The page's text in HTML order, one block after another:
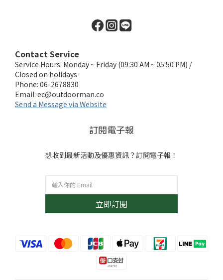
Contact Service
Service Hours: Monday ~ Friday (09:30 AM ~ 05:50 PM) /
Closed on holidays
Phone: 06-2678830
Email: ec@outdoorman.co
Send a Message via Website
訂閱電子報
想收到最新活動及優惠資訊？訂閱電子報！
立即訂閱